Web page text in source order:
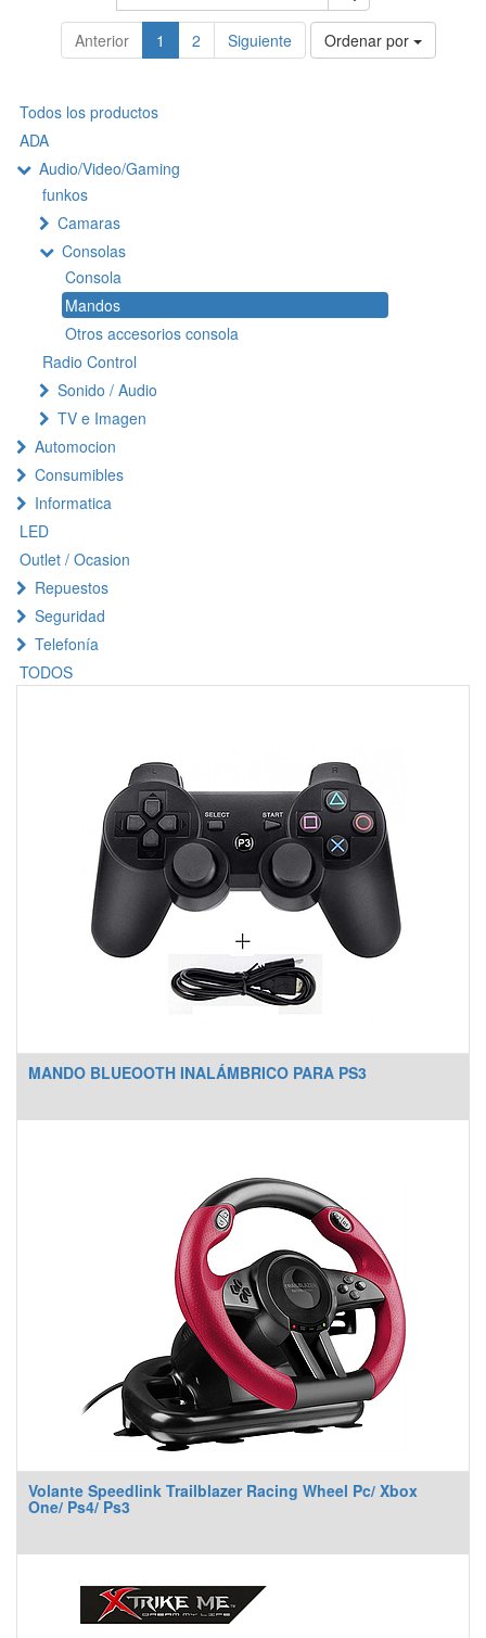
Anterior 1 2 Siguiente Ordenar por
Todos los productos
ADA
Audio/Video/Gaming
funkos
Camaras
Consolas
Consola
Mandos
Otros accesorios consola
Radio Control
Sonido / Audio
TV e Imagen
Automocion
Consumibles
Informatica
LED
Outlet / Ocasion
Repuestos
Seguridad
Telefonía
TODOS
MANDO BLUEOOTH INALÁMBRICO PARA PS3
Volante Speedlink Trailblazer Racing Wheel Pc/ Xbox
One/ Ps4/ Ps3